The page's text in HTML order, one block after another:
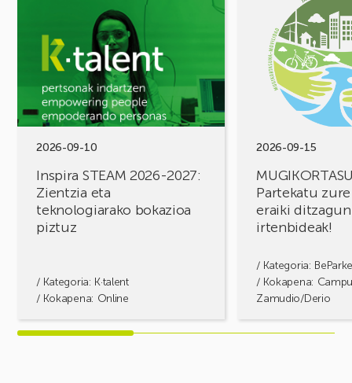
2026-09-10
Inspira STEAM 2026-2027:
Zientzia eta
teknologiarako bokazioa
piztuz
/ Kategoria: K·talent
/ Kokapena: Online
STEAM
Zientzia
eta
teknologiarako
bokazioa
2026-09-15
Partekatu
eraiki ditzagun
irtenbideak!
/ Kategoria:
/ Kokapena:
Zamudio/Derio
MUGIKORTASUN
FOROA
Partekatu
erronkak,
irtenbideak!